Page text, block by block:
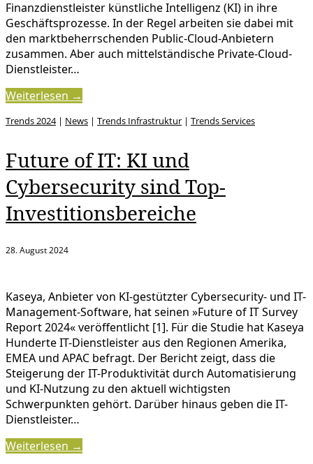
Finanzdienstleister künstliche Intelligenz (KI) in ihre
Geschäftsprozesse. In der Regel arbeiten sie dabei mit
den marktbeherrschenden Public-Cloud-Anbietern
zusammen. Aber auch mittelständische Private-Cloud-
Dienstleister…
Weiterlesen →
Trends 2024| News | Trends Infrastruktur | Trends Services
Future of IT: KI und
Cybersecurity sind Top-
Investitionsbereiche
28. August 2024
Kaseya, Anbieter von KI-gestützter Cybersecurity- und IT-
Management-Software, hat seinen »Future of IT Survey
Report 2024« veröffentlicht [1]. Für die Studie hat Kaseya
Hunderte IT-Dienstleister aus den Regionen Amerika,
EMEA und APAC befragt. Der Bericht zeigt, dass die
Steigerung der IT-Produktivität durch Automatisierung
und KI-Nutzung zu den aktuell wichtigsten
Schwerpunkten gehört. Darüber hinaus geben die IT-
Dienstleister…
Weiterlesen →